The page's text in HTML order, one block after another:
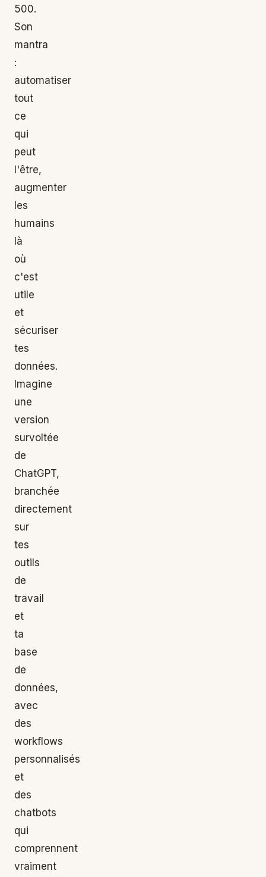
500.
Son
mantra
:
automatiser
tout
ce
qui
peut
l'être,
augmenter
les
humains
là
où
c'est
utile
et
sécuriser
tes
données.
Imagine
une
version
survoltée
de
ChatGPT,
branchée
directement
sur
tes
outils
de
travail
et
ta
base
de
données,
avec
des
workflows
personnalisés
et
des
chatbots
qui
comprennent
vraiment